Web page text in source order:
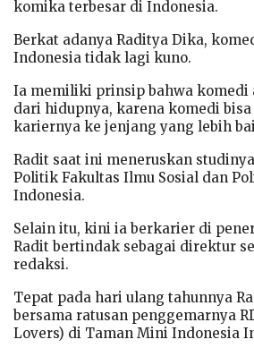
komika terbesar di Indonesia.
Berkat adanya Raditya Dika,
Indonesia tidak lagi kuno.
Ia memiliki prinsip bahwa komedi
dari hidupnya, karena komedi bisa
kariernya ke jenjang yang lebih
Radit saat ini meneruskan
Politik Fakultas Ilmu Sosial dan
Indonesia.
Selain itu, kini ia berkarier di
Radit bertindak sebagai direktur
redaksi.
Tepat pada hari ulang tahunnya
bersama ratusan penggemarnya
Lovers) di Taman Mini Indonesia